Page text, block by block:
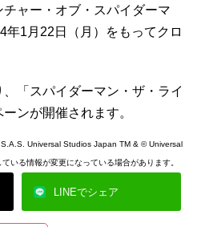
チャー・オブ・スパイダーマ
年1月22日（月）をもってクロ
「スパイダーマン・ザ・ライ
ンが開催されます。
Universal Studios Japan TM & © Universal
いる情報が変更になっている場合があります。
LINEでシェア